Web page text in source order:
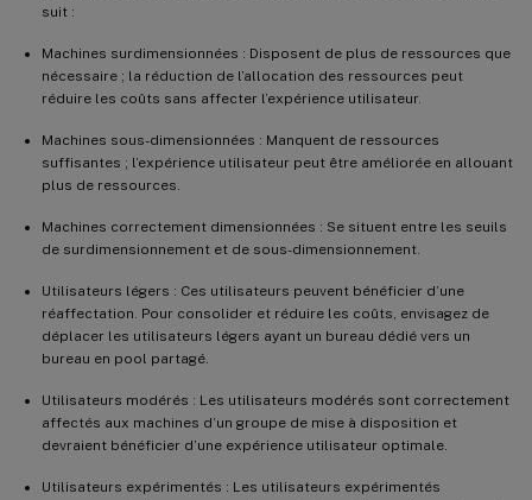
suit :
Machines surdimensionnées : Disposent de plus de ressources que
nécessaire ; la réduction de l’allocation des ressources peut
réduire les coûts sans affecter l’expérience utilisateur.
Machines sous-dimensionnées : Manquent de ressources
suffisantes ; l’expérience utilisateur peut être améliorée en allouant
plus de ressources.
Machines correctement dimensionnées : Se situent entre les seuils
de surdimensionnement et de sous-dimensionnement.
Utilisateurs légers : Ces utilisateurs peuvent bénéficier d’une
réaffectation. Pour consolider et réduire les coûts, envisagez de
déplacer les utilisateurs légers ayant un bureau dédié vers un
bureau en pool partagé.
Utilisateurs modérés : Les utilisateurs modérés sont correctement
affectés aux machines d’un groupe de mise à disposition et
devraient bénéficier d’une expérience utilisateur optimale.
Utilisateurs expérimentés : Les utilisateurs expérimentés